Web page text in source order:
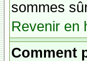
sommes
Revenir en
Comment